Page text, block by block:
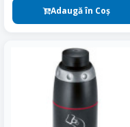
Adaugă în Coş